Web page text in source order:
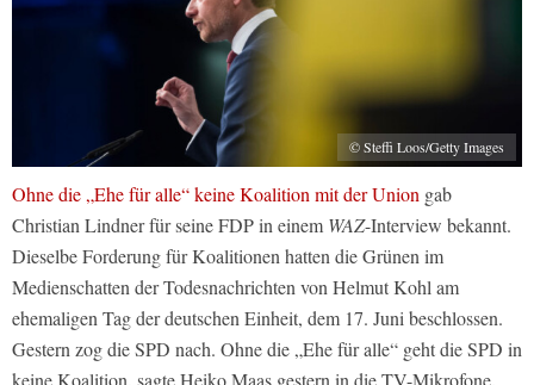
© Steffi Loos/Getty Images
Ohne die „Ehe für alle“ keine Koalition mit der Union gab
Christian Lindner für seine FDP in einem WAZ-Interview bekannt.
Dieselbe Forderung für Koalitionen hatten die Grünen im
Medienschatten der Todesnachrichten von Helmut Kohl am
ehemaligen Tag der deutschen Einheit, dem 17. Juni beschlossen.
Gestern zog die SPD nach. Ohne die „Ehe für alle“ geht die SPD in